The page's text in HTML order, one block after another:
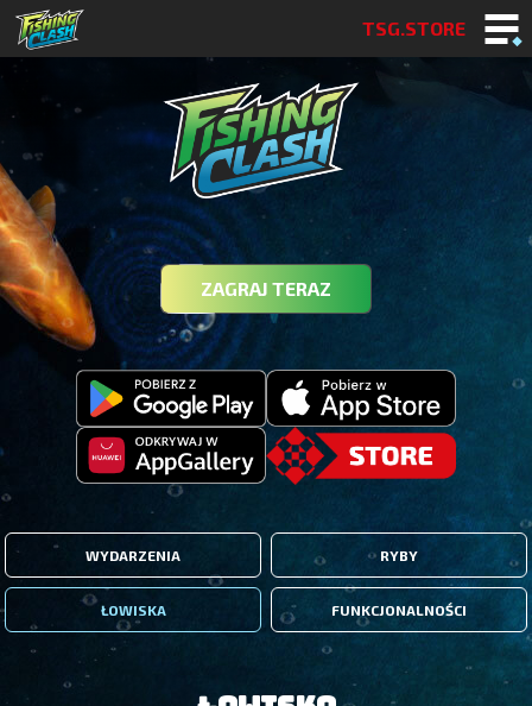
TSG.STORE
ZAGRAJ TERAZ
WYDARZENIA RYBY
ŁOWISKA FUNKCJONALNOŚCI